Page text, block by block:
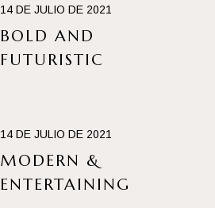
14 DE JULIO DE 2021
BOLD AND
FUTURISTIC
14 DE JULIO DE 2021
MODERN &
ENTERTAINING